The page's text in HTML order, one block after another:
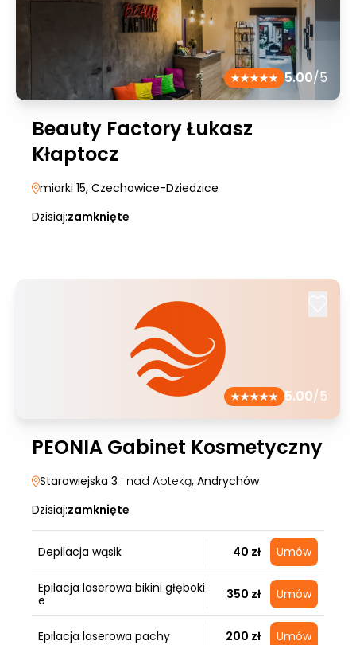
5.00/5
Beauty Factory Łukasz
Kłaptocz
miarki 15, Czechowice-Dziedzice
Dzisiaj:zamknięte
5.00/5
PEONIA Gabinet Kosmetyczny
Starowiejska 3 | nad Apteką, Andrychów
Dzisiaj:zamknięte
Depilacja wąsik 40 zł Umów
Epilacja laserowa bikini głęboki
e
350 zł Umów
Epilacja laserowa pachy 200 zł Umów